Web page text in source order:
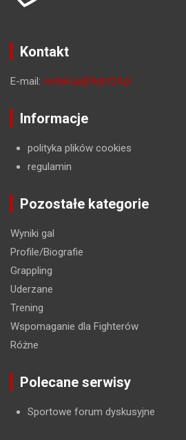
Kontakt
E-mail: redakcja@fight24.pl
Informacje
polityka plików cookies
regulamin
Pozostałe kategorie
Wyniki gal
Profile/Biografie
Grappling
Uderzane
Trening
Wspomaganie dla Fighterów
Różne
Polecane serwisy
Sportowe forum dyskusyjne